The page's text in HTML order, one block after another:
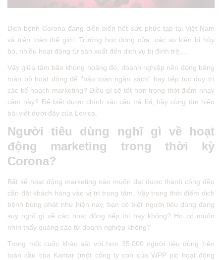
Dịch bệnh Corona đang diễn biến hết sức phức tạp tại Việt Nam
và trên toàn thế giới. Trường học đóng cửa, các sự kiện bị hủy
bỏ, nhiều hoạt động từ sản xuất đến dịch vụ bị đình trệ,…
Vậy giữa tâm bão khủng hoảng đó, doanh nghiệp nên đóng băng
toàn bộ hoạt động để “bảo toàn ngân sách” hay tiếp tục duy trì
các kế hoạch marketing? Điều gì sẽ tốt hơn trong thời điểm nhạy
cảm này? Để biết được chính xác câu trả lời, hãy cùng tìm hiểu
bài viết dưới đây của Levica.
Người tiêu dùng nghĩ gì về hoạt
động marketing trong thời kỳ
Corona?
Bất kể hoạt động marketing nào muốn đạt được thành công đều
cần đặt khách hàng vào vị trí trọng tâm. Vậy trong thời điểm dịch
bệnh bùng phát như hiện nay, bạn có biết người tiêu dùng đang
suy nghĩ gì về các hoạt động tiếp thị hay không? Họ có muốn
nhìn thấy quảng cáo từ doanh nghiệp không?
Trong một cuộc khảo sát với hơn 35.000 người tiêu dùng trên
toàn cầu của Kantar (một công ty con của WPP plc hoạt động